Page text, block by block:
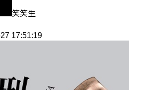
笑笑生
17:51:19